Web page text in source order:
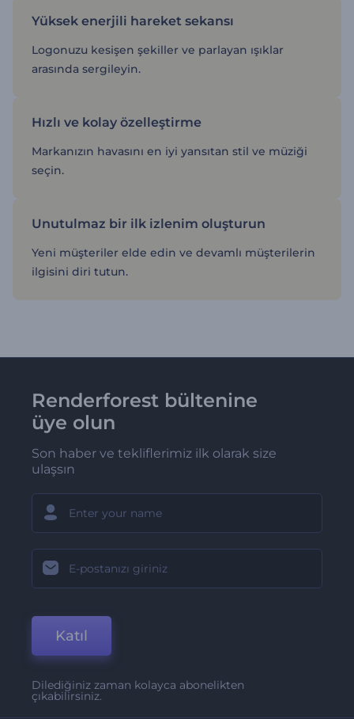
Yüksek enerjili hareket sekansı
Logonuzu kesişen şekiller ve parlayan ışıklar
arasında sergileyin.
Hızlı ve kolay özelleştirme
Markanızın havasını en iyi yansıtan stil ve müziği
seçin.
Unutulmaz bir ilk izlenim oluşturun
Yeni müşteriler elde edin ve devamlı müşterilerin
ilgisini diri tutun.
Renderforest bültenine
üye olun
Son haber ve tekliflerimiz ilk olarak size
ulaşsın
Katıl
Dilediğiniz zaman kolayca abonelikten
çıkabilirsiniz.